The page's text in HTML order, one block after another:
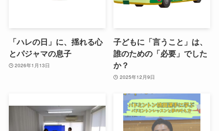
「ハレの日」に、揺れる心
とパジャマの息子
2026年1月13日
子どもに「言うこと」は、
誰のための「必要」でした
か？
2025年12月9日